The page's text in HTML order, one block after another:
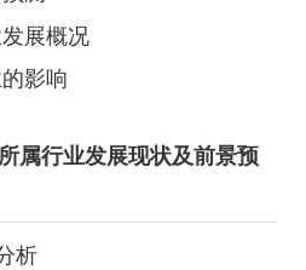
展概况
影响
属行业发展现状及前景预
析